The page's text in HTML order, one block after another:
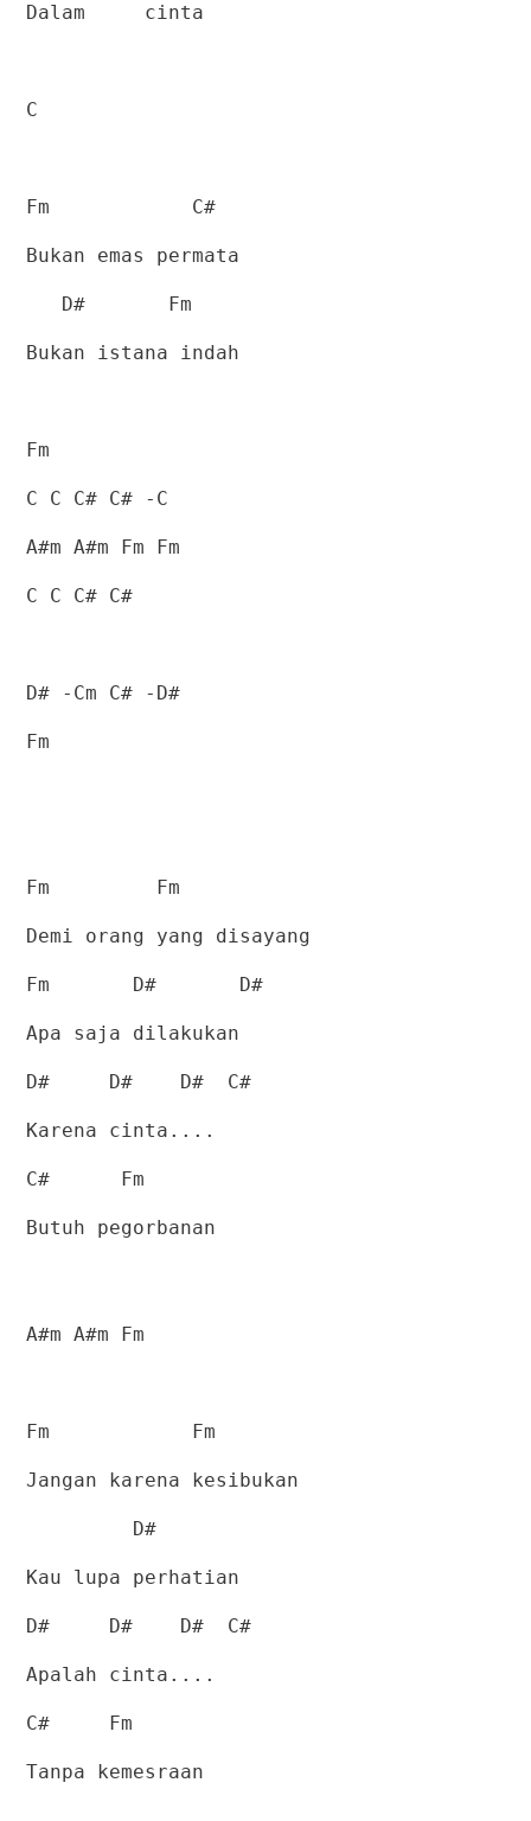
Dalam cinta
C
Fm C#
Bukan emas permata
D# Fm
Bukan istana indah
Fm
C C C# C# -C
A#m A#m Fm Fm
C C C# C#
D# -Cm C# -D#
Fm
Fm Fm
Demi orang yang disayang
Fm D# D#
Apa saja dilakukan
D# D# D# C#
Karena cinta....
C# Fm
Butuh pegorbanan
A#m A#m Fm
Fm Fm
Jangan karena kesibukan
D#
Kau lupa perhatian
D# D# D# C#
Apalah cinta....
C# Fm
Tanpa kemesraan